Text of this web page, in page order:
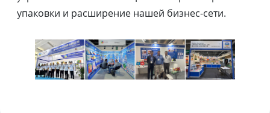
упаковки и расширение нашей бизнес-сети.